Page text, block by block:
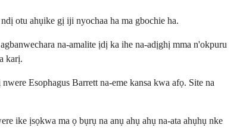
otu ahụike gị iji nyochaa ha ma gbochie ha.
na-amalite ịdị ka ihe na-adịghị mma n'okpuru
karị.
Esophagus Barrett na-eme kansa kwa afọ. Site na
ike ịsọkwa ma ọ bụrụ na anụ ahụ ahụ na-ata ahụhụ nke